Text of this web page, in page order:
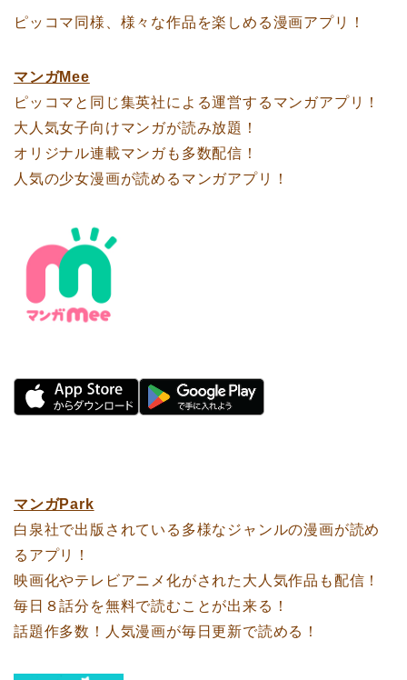
ピッコマ同様、様々な作品を楽しめる漫画アプリ！
マンガMee
ピッコマと同じ集英社による運営するマンガアプリ！
大人気女子向けマンガが読み放題！
オリジナル連載マンガも多数配信！
人気の少女漫画が読めるマンガアプリ！
マンガPark
白泉社で出版されている多様なジャンルの漫画が読め
るアプリ！
映画化やテレビアニメ化がされた大人気作品も配信！
毎日８話分を無料で読むことが出来る！
話題作多数！人気漫画が毎日更新で読める！